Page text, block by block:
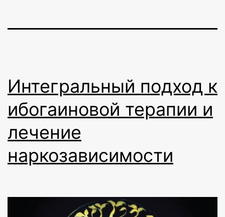
Интегральный подход к
ибогаиновой терапии и
лечение
наркозависимости